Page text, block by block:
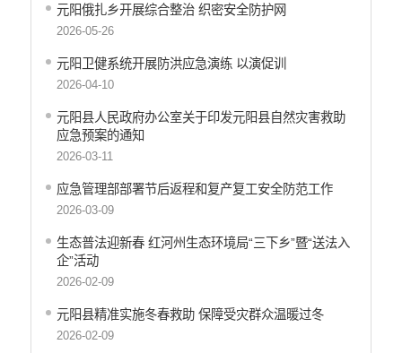
元阳俄扎乡开展综合整治 织密安全防护网
2026-05-26
元阳卫健系统开展防洪应急演练 以演促训
2026-04-10
元阳县人民政府办公室关于印发元阳县自然灾害救助
应急预案的通知
2026-03-11
应急管理部部署节后返程和复产复工安全防范工作
2026-03-09
生态普法迎新春 红河州生态环境局“三下乡”暨“送法入
企”活动
2026-02-09
元阳县精准实施冬春救助 保障受灾群众温暖过冬
2026-02-09